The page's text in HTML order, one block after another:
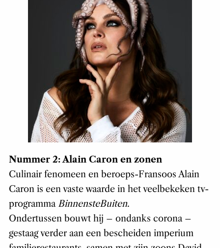
Nummer 2: Alain Caron en zonen
Culinair fenomeen en beroeps-Fransoos Alain
Caron is een vaste waarde in het veelbekeken tv-
programma BinnensteBuiten.
Ondertussen bouwt hij – ondanks corona –
gestaag verder aan een bescheiden imperium